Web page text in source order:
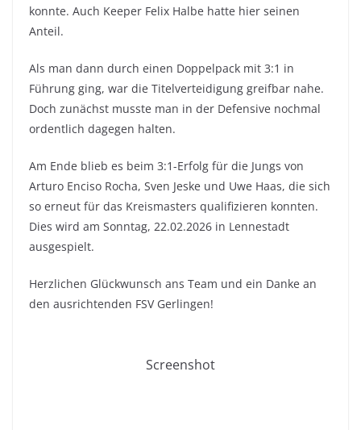
konnte. Auch Keeper Felix Halbe hatte hier seinen
Anteil.
Als man dann durch einen Doppelpack mit 3:1 in
Führung ging, war die Titelverteidigung greifbar nahe.
Doch zunächst musste man in der Defensive nochmal
ordentlich dagegen halten.
Am Ende blieb es beim 3:1-Erfolg für die Jungs von
Arturo Enciso Rocha, Sven Jeske und Uwe Haas, die sich
so erneut für das Kreismasters qualifizieren konnten.
Dies wird am Sonntag, 22.02.2026 in Lennestadt
ausgespielt.
Herzlichen Glückwunsch ans Team und ein Danke an
den ausrichtenden FSV Gerlingen!
Screenshot